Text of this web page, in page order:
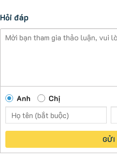
Hỏi đáp
Anh Chị
GỬI